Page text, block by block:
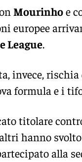
Mourinhoe
europee
League.
invece,
formula e i
titolare
hanno
alla